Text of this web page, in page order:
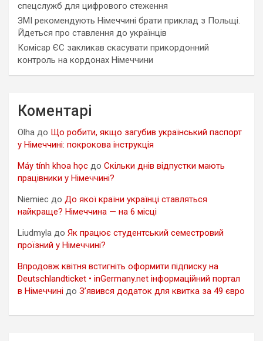
спецслужб для цифрового стеження
ЗМІ рекомендують Німеччині брати приклад з Польщі.
Йдеться про ставлення до українців
Комісар ЄС закликав скасувати прикордонний
контроль на кордонах Німеччини
Коментарі
Olha до Що робити, якщо загубив український паспорт
у Німеччині: покрокова інструкція
Máy tính khoa học до Скільки днів відпустки мають
працівники у Німеччині?
Niemiec до До якої країни українці ставляться
найкраще? Німеччина — на 6 місці
Liudmyla до Як працює студентський семестровий
проїзний у Німеччині?
Впродовж квітня встигніть оформити підписку на
Deutschlandticket • inGermany.net інформаційний портал
в Німеччині до З’явився додаток для квитка за 49 євро